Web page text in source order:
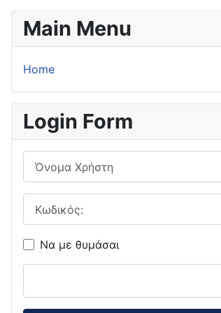
Main Menu
Home
Login Form
Όνομα Χρήστη
Να με θυμάσαι